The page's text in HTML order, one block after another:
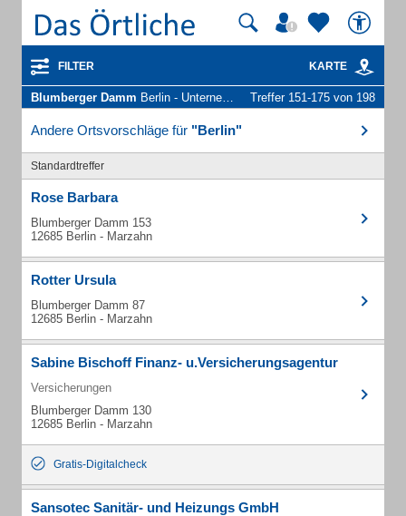
FILTER KARTE
Blumberger Damm Berlin - Unternehmen und Personen Treffer 151-175 von 198
Andere Ortsvorschläge für "Berlin"
Standardtreffer
Rose Barbara
Blumberger Damm 153
12685 Berlin - Marzahn
Rotter Ursula
Blumberger Damm 87
12685 Berlin - Marzahn
Sabine Bischoff Finanz- u.Versicherungsagentur
Versicherungen
Blumberger Damm 130
12685 Berlin - Marzahn
Gratis-Digitalcheck
Sansotec Sanitär- und Heizungs GmbH